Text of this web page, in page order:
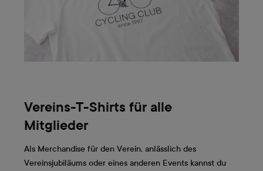
Vereins-T-Shirts für alle
Mitglieder
Als Merchandise für den Verein, anlässlich des
Vereinsjubiläums oder eines anderen Events kannst du